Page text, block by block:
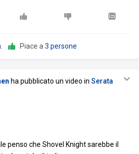
Piace a 3 persone
ha pubblicato un video in Serata
penso che Shovel Knight sarebbe il